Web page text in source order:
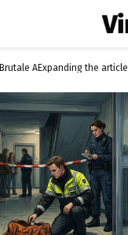
Brutale AExpanding the